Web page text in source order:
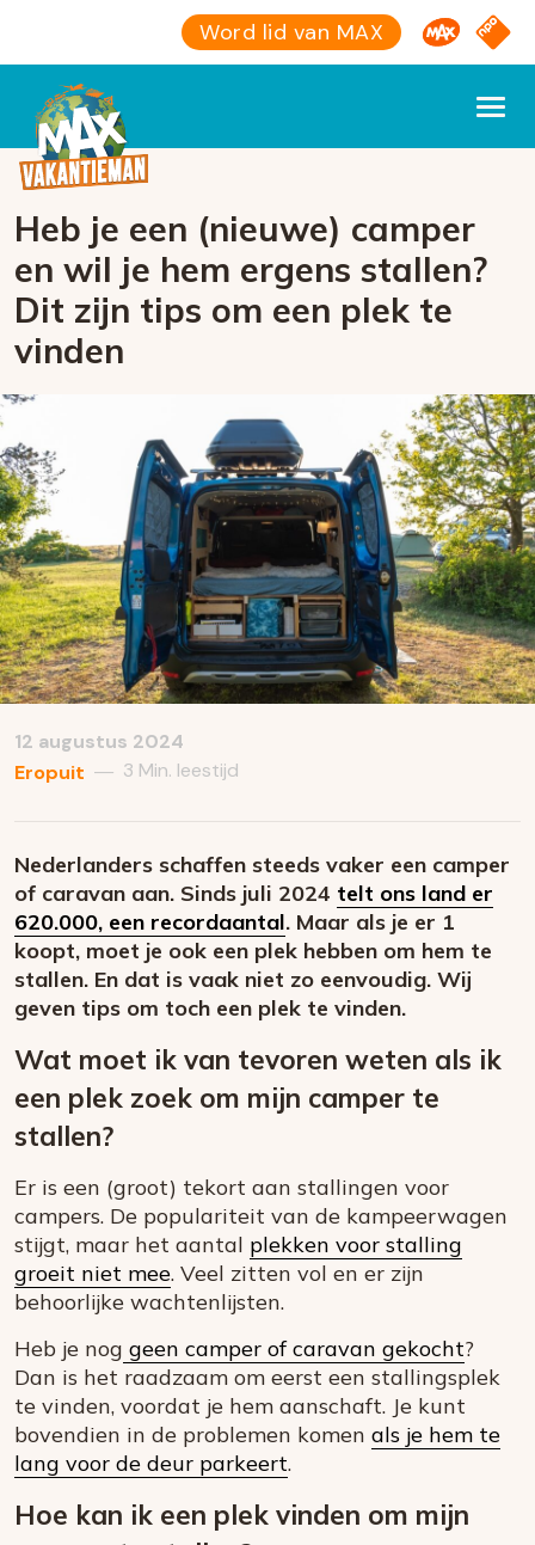
Word lid van MAX Omroep
NPO
Heb je een (nieuwe) camper
en wil je hem ergens stallen?
Dit zijn tips om een plek te
vinden
12 augustus 2024
Eropuit — 3 Min. leestijd
Nederlanders schaffen steeds vaker een camper
of caravan aan. Sinds juli 2024 telt ons land er
620.000, een recordaantal. Maar als je er 1
koopt, moet je ook een plek hebben om hem te
stallen. En dat is vaak niet zo eenvoudig. Wij
geven tips om toch een plek te vinden.
Wat moet ik van tevoren weten als ik
een plek zoek om mijn camper te
stallen?
Er is een (groot) tekort aan stallingen voor
campers. De populariteit van de kampeerwagen
stijgt, maar het aantal plekken voor stalling
groeit niet mee. Veel zitten vol en er zijn
behoorlijke wachtenlijsten.
Heb je nog geen camper of caravan gekocht?
Dan is het raadzaam om eerst een stallingsplek
te vinden, voordat je hem aanschaft. Je kunt
bovendien in de problemen komen als je hem te
lang voor de deur parkeert.
Hoe kan ik een plek vinden om mijn